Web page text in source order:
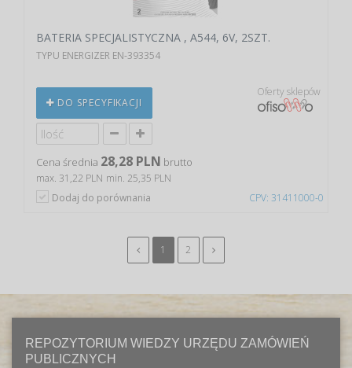
CPV: 31411000-0
BATERIA SPECJALISTYCZNA , A544, 6V, 2SZT.
TYPU ENERGIZER EN-393354
DO SPECYFIKACJI
Oferty sklepów
Cena średnia 28,28 PLN brutto
max. 31,22 PLN min. 25,35 PLN
Dodaj do porównania
1 2
REPOZYTORIUM WIEDZY URZĘDU ZAMÓWIEŃ
PUBLICZNYCH